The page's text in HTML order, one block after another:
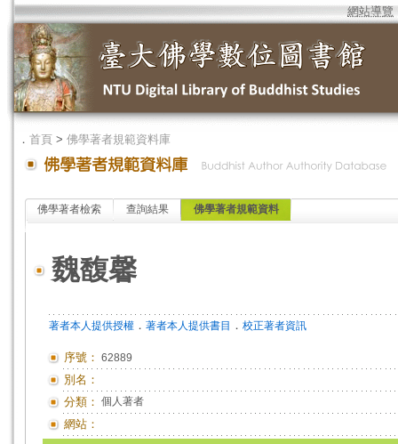
網站導覽
． 首頁 > 佛學著者規範資料庫
佛學著者檢索 查詢結果 佛學著者規範資料
魏馥馨
著者本人提供授權 ． 著者本人提供書目 ． 校正著者資訊
序號： 62889
別名：
分類： 個人著者
網站：